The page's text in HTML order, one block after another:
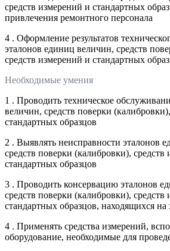
средств измерений и стандартных
привлечения ремонтного персонала
4 . Оформление результатов
эталонов единиц величин, средств
средств измерений и стандартных
Необходимые умения
1 . Проводить техническое
величин, средств поверки
стандартных образцов
2 . Выявлять неисправности эталонов
средств поверки (калибровки), средств
стандартных образцов
3 . Проводить консервацию эталонов
средств поверки (калибровки), средств
стандартных образцов, находящихся на
4 . Применять средства измерений,
оборудование, необходимые для